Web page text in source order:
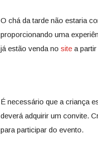
O chá da tarde não estaria
proporcionando uma
já estão venda no site a
É necessário que a criança
deverá adquirir um convite.
para participar do evento.